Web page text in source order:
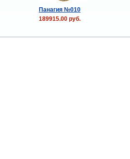
Панагия №010
189915.00 руб.